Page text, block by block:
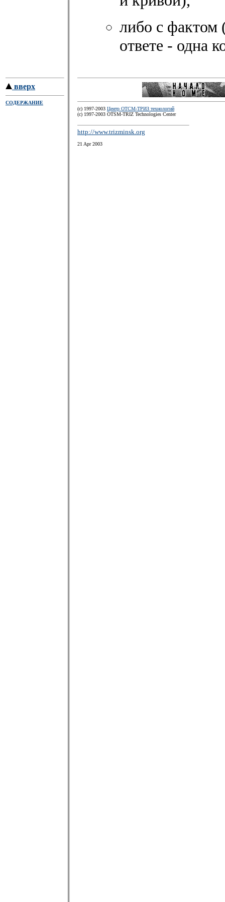
либо с фактом
ответе - одна
вверх
СОДЕРЖАНИЕ
(c) 1997-2003 Центр ОТСМ-ТРИЗ технологий
(с) 1997-2003 OTSM-TRIZ Technologies Center
http://www.trizminsk.org
21 Apr 2003